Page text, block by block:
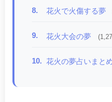
8. 花火で火傷する夢
9. 花火大会の夢
10. 花火の夢占いまと